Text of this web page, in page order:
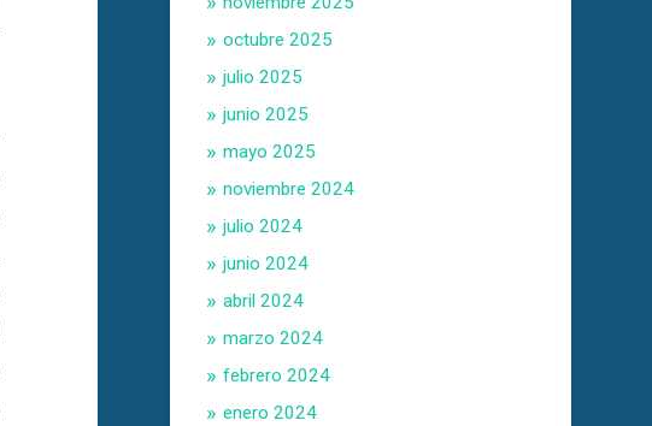
octubre 2025
julio 2025
junio 2025
mayo 2025
noviembre 2024
julio 2024
junio 2024
abril 2024
marzo 2024
febrero 2024
enero 2024